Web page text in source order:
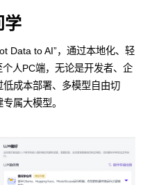
学
Data to AI”，通过本地化、轻
人PC端，无论是开发者、企
成本部署、多模型自由切
属大模型。